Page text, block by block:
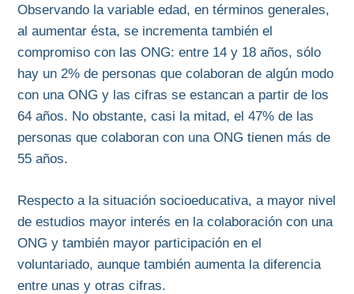
Observando la variable edad, en términos generales,
al aumentar ésta, se incrementa también el
compromiso con las ONG: entre 14 y 18 años, sólo
hay un 2% de personas que colaboran de algún modo
con una ONG y las cifras se estancan a partir de los
64 años. No obstante, casi la mitad, el 47% de las
personas que colaboran con una ONG tienen más de
55 años.
Respecto a la situación socioeducativa, a mayor nivel
de estudios mayor interés en la colaboración con una
ONG y también mayor participación en el
voluntariado, aunque también aumenta la diferencia
entre unas y otras cifras.